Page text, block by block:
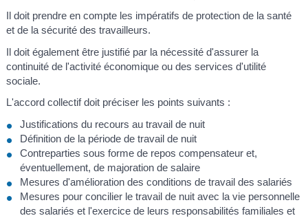
Il doit prendre en compte les impératifs de protection de la santé
et de la sécurité des travailleurs.
Il doit également être justifié par la nécessité d'assurer la
continuité de l'activité économique ou des services d'utilité
sociale.
L'accord collectif doit préciser les points suivants :
Justifications du recours au travail de nuit
Définition de la période de travail de nuit
Contreparties sous forme de repos compensateur et,
éventuellement, de majoration de salaire
Mesures d'amélioration des conditions de travail des salariés
Mesures pour concilier le travail de nuit avec la vie personnelle
des salariés et l'exercice de leurs responsabilités familiales et